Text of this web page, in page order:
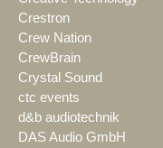
Crestron
Crew Nation
CrewBrain
Crystal Sound
ctc events
d&b audiotechnik
DAS Audio GmbH